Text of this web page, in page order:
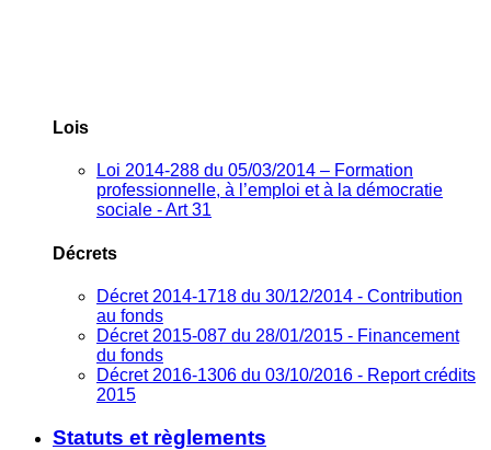
Lois
Loi 2014-288 du 05/03/2014 – Formation
professionnelle, à l’emploi et à la démocratie
sociale - Art 31
Décrets
Décret 2014-1718 du 30/12/2014 - Contribution
au fonds
Décret 2015-087 du 28/01/2015 - Financement
du fonds
Décret 2016-1306 du 03/10/2016 - Report crédits
2015
Statuts et règlements